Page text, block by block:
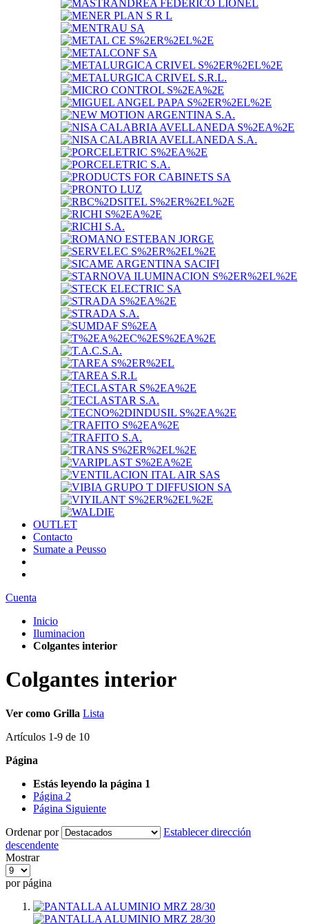
OUTLET
Contacto
Sumate a Peusso
Cuenta
Inicio
Iluminacion
Colgantes interior
Colgantes interior
Ver como Grilla Lista
Artículos 1-9 de 10
Página
Estás leyendo la página 1
Página 2
Página Siguiente
Ordenar por
Establecer dirección
descendente
Mostrar
por página